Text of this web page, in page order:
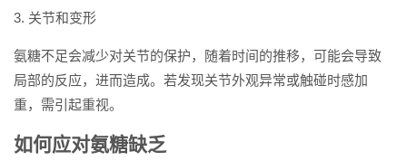
3. 关节和变形
氨糖不足会减少对关节的保护，随着时间的推移，可能会导致
局部的反应，进而造成。若发现关节外观异常或触碰时感加
重，需引起重视。
如何应对氨糖缺乏